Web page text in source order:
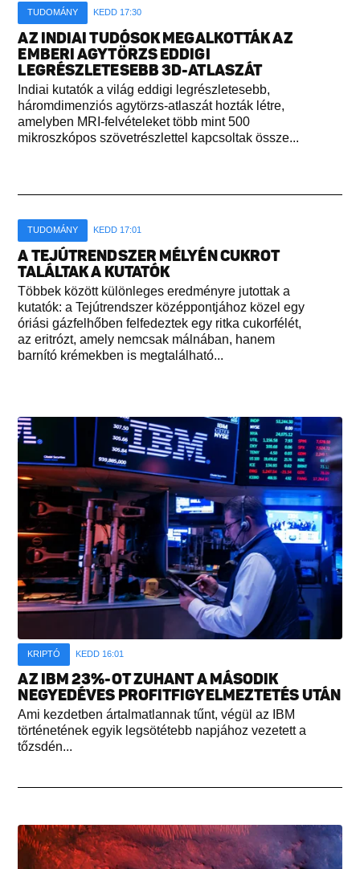
TUDOMÁNY KEDD 17:30
AZ INDIAI TUDÓSOK MEGALKOTTÁK AZ
EMBERI AGYTÖRZS EDDIGI
LEGRÉSZLETESEBB 3D-ATLASZÁT
Indiai kutatók a világ eddigi legrészletesebb,
háromdimenziós agytörzs-atlaszát hozták létre,
amelyben MRI-felvételeket több mint 500
mikroszkópos szövetrészlettel kapcsoltak össze...
TUDOMÁNY KEDD 17:01
A TEJÚTRENDSZER MÉLYÉN CUKROT
TALÁLTAK A KUTATÓK
Többek között különleges eredményre jutottak a
kutatók: a Tejútrendszer középpontjához közel egy
óriási gázfelhőben felfedeztek egy ritka cukorfélét,
az eritrózt, amely nemcsak málnában, hanem
barnító krémekben is megtalálható...
KRIPTÓ KEDD 16:01
AZ IBM 23%-OT ZUHANT A MÁSODIK
NEGYEDÉVES PROFITFIGYELMEZTETÉS UTÁN
Ami kezdetben ártalmatlannak tűnt, végül az IBM
történetének egyik legsötétebb napjához vezetett a
tőzsdén...